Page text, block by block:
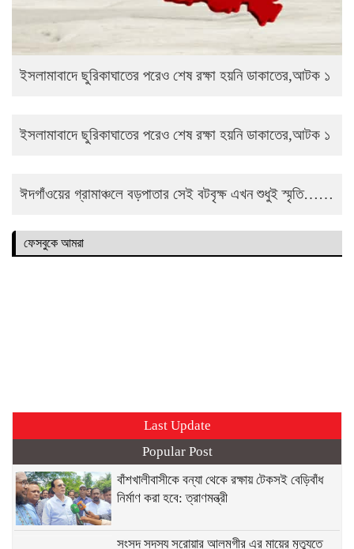
ইসলামাবাদে ছুরিকাঘাতের পরেও শেষ রক্ষা হয়নি ডাকাতের,আটক ১
ইসলামাবাদে ছুরিকাঘাতের পরেও শেষ রক্ষা হয়নি ডাকাতের,আটক ১
ঈদগাঁওয়ের গ্রামাঞ্চলে বড়পাতার সেই বটবৃক্ষ এখন শুধুই স্মৃতি……
ফেসবুকে আমরা
Last Update
Popular Post
বাঁশখালীবাসীকে বন্যা থেকে রক্ষায় টেকসই বেড়িবাঁধ
নির্মাণ করা হবে: ত্রাণমন্ত্রী
সংসদ সদস্য সরোয়ার আলমগীর এর মায়ের মৃত্যুতে